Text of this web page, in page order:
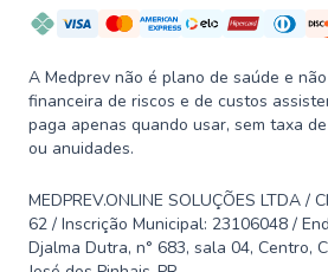
A Medprev não é plano de saúde e
financeira de riscos e de custos
paga apenas quando usar, sem taxa
ou anuidades.
MEDPREV.ONLINE SOLUÇÕES LTDA /
62 / Inscrição Municipal: 23106048 /
Djalma Dutra, n° 683, sala 04, Centro,